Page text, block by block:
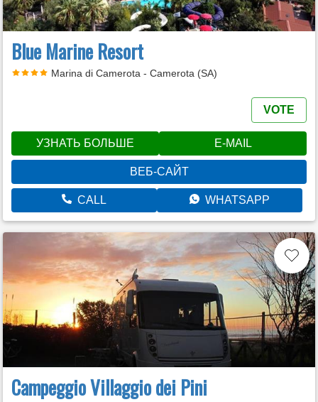
Blue Marine Resort
Marina di Camerota - Camerota (SA)
VOTE
УЗНАТЬ БОЛЬШЕ E-MAIL
ВЕБ-САЙТ
CALL WHATSAPP
Campeggio Villaggio dei Pini